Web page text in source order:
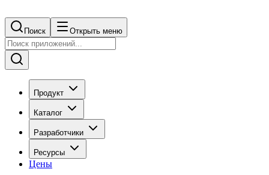
Поиск Открыть меню
Продукт
Каталог
Разработчики
Ресурсы
Цены